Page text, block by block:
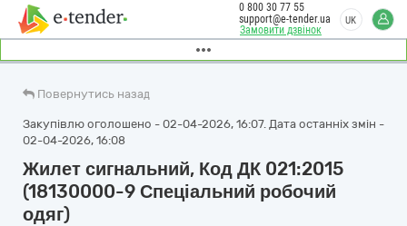
Замовити дзвінок
0 800 30 77 55
support@e-tender.ua
UK
Повернутись назад
Закупівлю оголошено - 02-04-2026, 16:07. Дата останніх змін -
02-04-2026, 16:08
Жилет сигнальний, Код ДК 021:2015
(18130000-9 Спеціальний робочий
одяг)